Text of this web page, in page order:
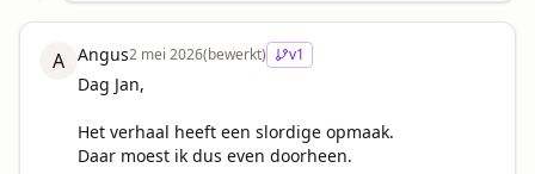
A Angus2 mei 2026(bewerkt) v1
Dag Jan,
Het verhaal heeft een slordige opmaak.
Daar moest ik dus even doorheen.